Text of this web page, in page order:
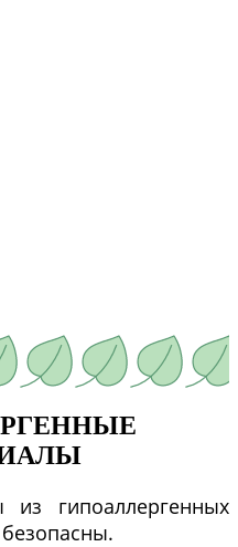
гипоаллергенных